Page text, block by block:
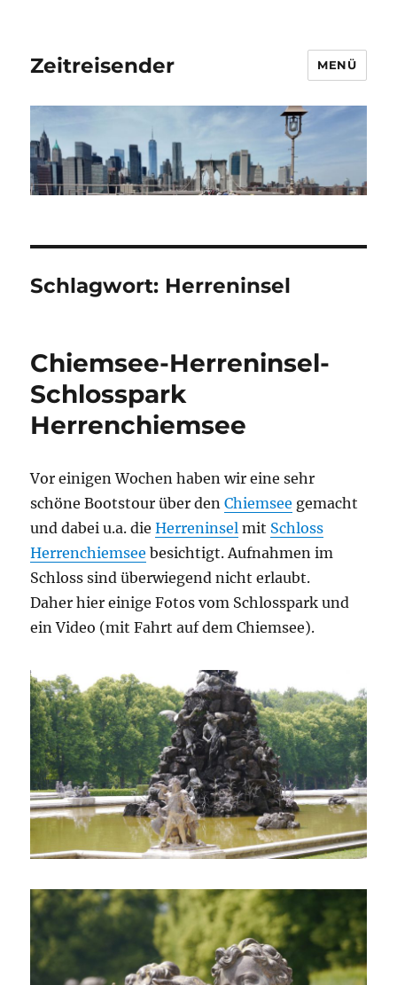
Zeitreisender MENÜ
Schlagwort: Herreninsel
Chiemsee-Herreninsel-
Schlosspark
Herrenchiemsee
Vor einigen Wochen haben wir eine sehr
schöne Bootstour über denChiemsee gemacht
und dabei u.a. dieHerreninsel mit Schloss
Herrenchiemsee besichtigt. Aufnahmen im
Schloss sind überwiegend nicht erlaubt.
Daher hier einige Fotos vom Schlosspark und
ein Video (mit Fahrt auf dem Chiemsee).